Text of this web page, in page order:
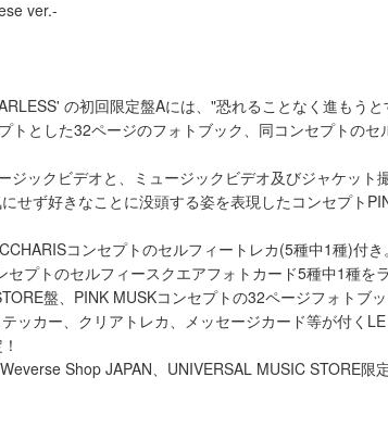
ver.-
の初回限定盤Aには、"恐れることなく進もう
トとした32ページのフォトブック、同コンセプトの
ジックビデオと、ミュージックビデオ及びジャケット
せず好きなことに没頭する姿を表現したコンセプト
コンセプトのセルフィートレカ(5種中1種)付き。
セプトのセルフィースクエアフォトカード5種中1種を
盤、PINK MUSKコンセプトの32ページフォトブ
ッカー、クリアトレカ、メッセージカード等が付く
Shop JAPAN、UNIVERSAL MUSIC STORE限